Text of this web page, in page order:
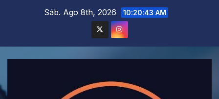
Sáb. Ago 8th, 2026 10:20:45 AM